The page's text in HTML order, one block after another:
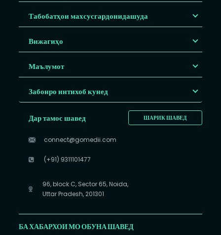
Табобатҳои махсусгардонидашуда
Вижагиҳо
Маълумот
Забонро интихоб кунед
ШАРИК ШАВЕД
Дар тамос шавед
connect@gomedii.com
(+91) 9311101477
96, block C, Sector 65, Noida,
Uttar Pradesh, 201301
БА ХАБАРХОИ МО ОБУНА ШАВЕД